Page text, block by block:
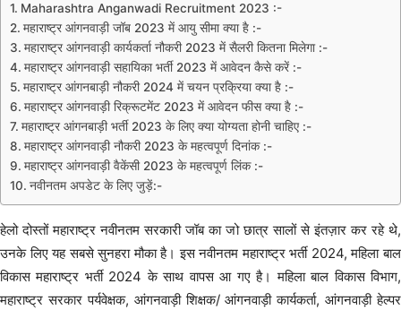
Maharashtra Anganwadi Recruitment 2023 :-
महाराष्ट्र आंगनवाड़ी जॉब 2023 में आयु सीमा क्या है :-
महाराष्ट्र आंगनवाड़ी कार्यकर्ता नौकरी 2023 में सैलरी कितना मिलेगा :-
महाराष्ट्र आंगनवाड़ी सहायिका भर्ती 2023 में आवेदन कैसे करें :-
महाराष्ट्र आंगनबाड़ी नौकरी 2024 में चयन प्रक्रिया क्या है :-
महाराष्ट्र आंगनवाड़ी रिक्रूटमेंट 2023 में आवेदन फीस क्या है :-
महाराष्ट्र आंगनबाड़ी भर्ती 2023 के लिए क्या योग्यता होनी चाहिए :-
महाराष्ट्र आंगनवाड़ी नौकरी 2023 के महत्वपूर्ण दिनांक :-
महाराष्ट्र आंगनवाड़ी वैकेंसी 2023 के महत्वपूर्ण लिंक :-
नवीनतम अपडेट के लिए जुड़ें:-
हेलो दोस्तों महाराष्ट्र नवीनतम सरकारी जॉब का जो छात्र सालों से इंतज़ार कर रहे थे,
उनके लिए यह सबसे सुनहरा मौका है। इस नवीनतम महाराष्ट्र भर्ती 2024, महिला बाल
विकास महाराष्ट्र भर्ती 2024 के साथ वापस आ गए है। महिला बाल विकास विभाग,
महाराष्ट्र सरकार पर्यवेक्षक, आंगनवाड़ी शिक्षक/ आंगनवाड़ी कार्यकर्ता, आंगनवाड़ी हेल्पर